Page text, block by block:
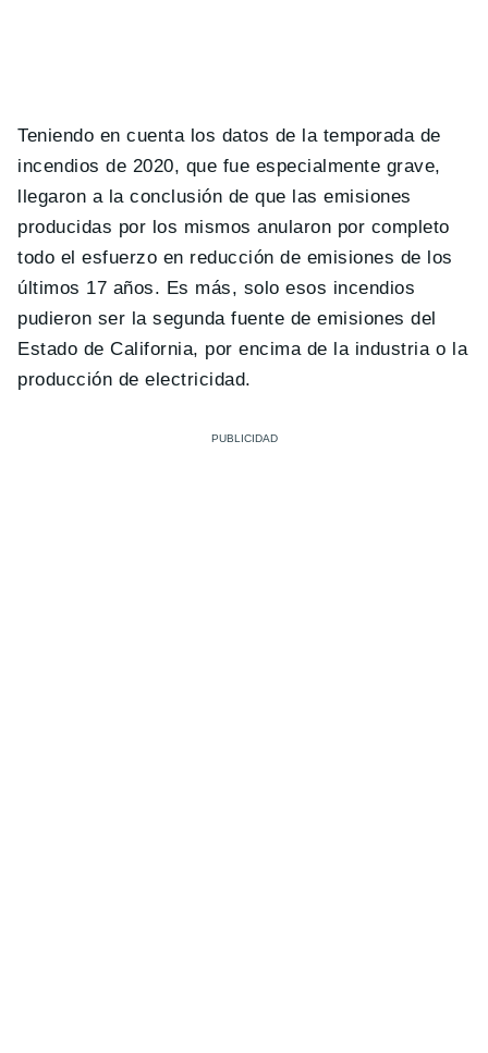
Teniendo en cuenta los datos de la temporada de
incendios de 2020, que fue especialmente grave,
llegaron a la conclusión de que las emisiones
producidas por los mismos anularon por completo
todo el esfuerzo en reducción de emisiones de los
últimos 17 años. Es más, solo esos incendios
pudieron ser la segunda fuente de emisiones del
Estado de California, por encima de la industria o la
producción de electricidad.